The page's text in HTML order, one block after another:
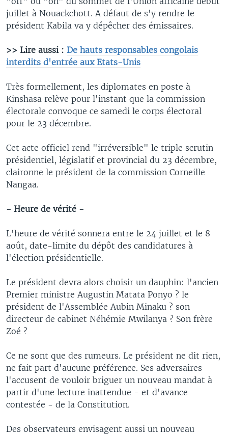
juillet à Nouackchott. A défaut de s'y rendre le
président Kabila va y dépêcher des émissaires.
>> Lire aussi : De hauts responsables congolais
interdits d'entrée aux Etats-Unis
Très formellement, les diplomates en poste à
Kinshasa relève pour l'instant que la commission
électorale convoque ce samedi le corps électoral
pour le 23 décembre.
Cet acte officiel rend "irréversible" le triple scrutin
présidentiel, législatif et provincial du 23 décembre,
claironne le président de la commission Corneille
Nangaa.
- Heure de vérité -
L'heure de vérité sonnera entre le 24 juillet et le 8
août, date-limite du dépôt des candidatures à
l'élection présidentielle.
Le président devra alors choisir un dauphin: l'ancien
Premier ministre Augustin Matata Ponyo ? le
président de l'Assemblée Aubin Minaku ? son
directeur de cabinet Néhémie Mwilanya ? Son frère
Zoé ?
Ce ne sont que des rumeurs. Le président ne dit rien,
ne fait part d'aucune préférence. Ses adversaires
l'accusent de vouloir briguer un nouveau mandat à
partir d'une lecture inattendue - et d'avance
contestée - de la Constitution.
Des observateurs envisagent aussi un nouveau